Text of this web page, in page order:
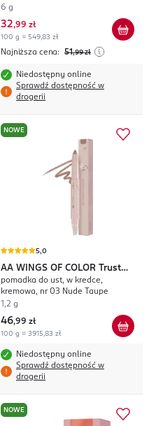
6 g
32,99 zł
100 g = 549,83 zł
Najniższa cena: 51,99 zł
Niedostępny online
Sprawdź dostępność w
drogerii
NOWE
5,0
AA WINGS OF COLOR Trust
Your Wings Say It Bold
pomadka do ust, w kredce,
kremowa, nr 03 Nude Taupe
1,2 g
46,99 zł
100 g = 3915,83 zł
Niedostępny online
Sprawdź dostępność w
drogerii
NOWE